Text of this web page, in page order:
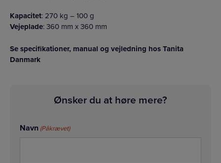
Kapacitet: 270 kg – 100 g
Vejeplade: 360 mm x 360 mm
Se specifikationer, manual og vejledning hos Tanita
Danmark
Ønsker du at høre mere?
Navn (Påkrævet)